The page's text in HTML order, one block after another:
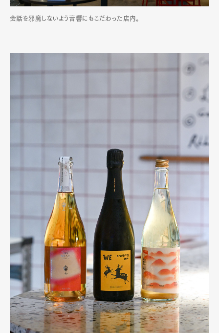
会話を邪魔しないよう音響にもこだわった店内。